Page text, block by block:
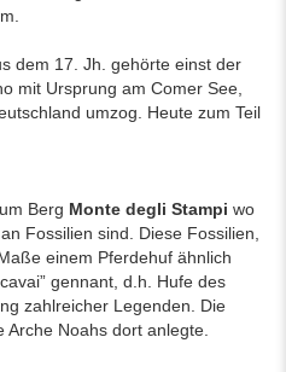
dem 17. Jh. gehörte einst der
mit Ursprung am Comer See,
umzog. Heute zum Teil
Berg Monte degli Stampi wo
Fossilien sind. Diese Fossilien,
einem Pferdehuf ähnlich
gennant, d.h. Hufe des
zahlreicher Legenden. Die
Noahs dort anlegte.